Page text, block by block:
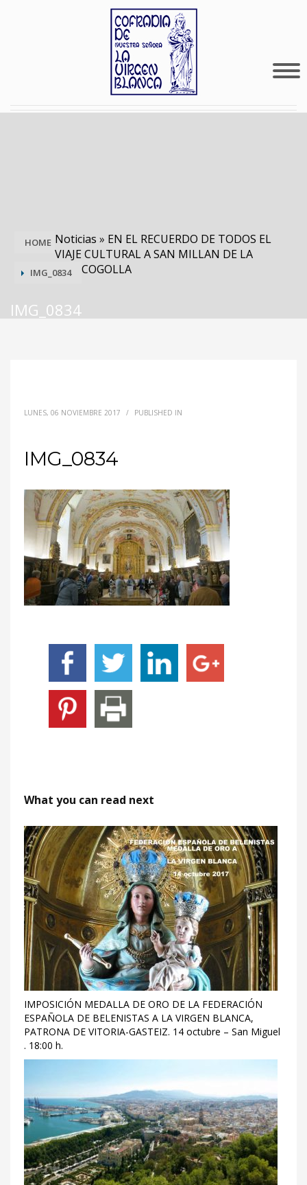
HOME Noticias » EN EL RECUERDO DE TODOS EL
VIAJE CULTURAL A SAN MILLAN DE LA
COGOLLA
IMG_0834
IMG_0834
LUNES, 06 NOVIEMBRE 2017 / PUBLISHED IN
IMG_0834
What you can read next
IMPOSICIÓN MEDALLA DE ORO DE LA FEDERACIÓN
ESPAÑOLA DE BELENISTAS A LA VIRGEN BLANCA,
PATRONA DE VITORIA-GASTEIZ. 14 octubre – San Miguel
. 18:00 h.